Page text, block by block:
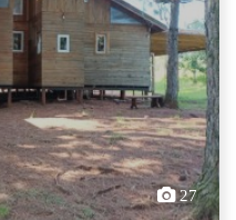
27